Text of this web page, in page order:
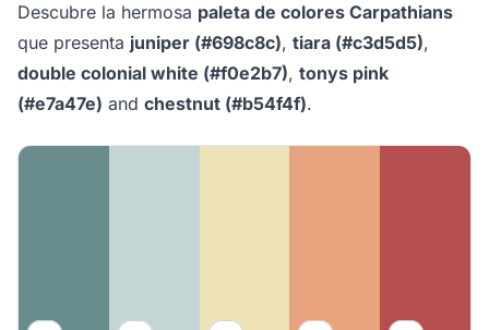
Descubre la hermosa paleta de colores Carpathians
que presenta juniper (#698c8c), tiara (#c3d5d5),
double colonial white (#f0e2b7), tonys pink
(#e7a47e) and chestnut (#b54f4f).